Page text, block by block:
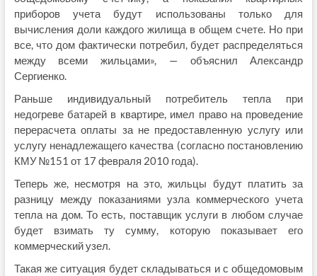
приборов учета будут использованы только для
вычисления доли каждого жилища в общем счете. Но при
все, что дом фактически потребил, будет распределяться
между всеми жильцами», — объяснил Александр
Сергиенко.
Раньше индивидуальный потребитель тепла при
недогреве батарей в квартире, имел право на проведение
перерасчета оплаты за не предоставленную услугу или
услугу ненадлежащего качества (согласно постановлению
КМУ №151 от 17 февраля 2010 года).
Теперь же, несмотря на это, жильцы будут платить за
разницу между показаниями узла коммерческого учета
тепла на дом. То есть, поставщик услуги в любом случае
будет взимать ту сумму, которую показывает его
коммерческий узел.
Такая же ситуация будет складываться и с общедомовым